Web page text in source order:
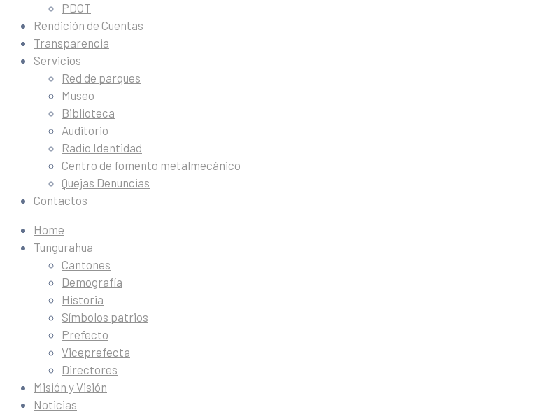
PDOT
Rendición de Cuentas
Transparencia
Servicios
Red de parques
Museo
Biblioteca
Auditorio
Radio Identidad
Centro de fomento metalmecánico
Quejas Denuncias
Contactos
Home
Tungurahua
Cantones
Demografía
Historia
Símbolos patrios
Prefecto
Viceprefecta
Directores
Misión y Visión
Noticias